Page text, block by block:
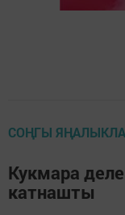
СОҢГЫ
Кукмара
катнашты